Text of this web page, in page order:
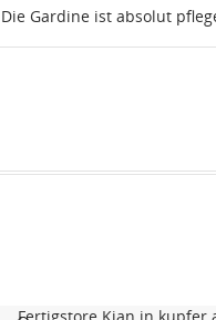
Die Gardine ist absolut
Abbrechen